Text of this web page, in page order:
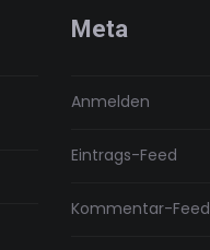
Meta
Anmelden
Eintrags-Feed
Kommentar-Feed